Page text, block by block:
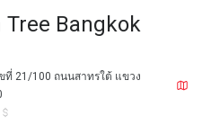
Tree Bangkok
ที่ 21/100 ถนนสาทรใต้ แขวง